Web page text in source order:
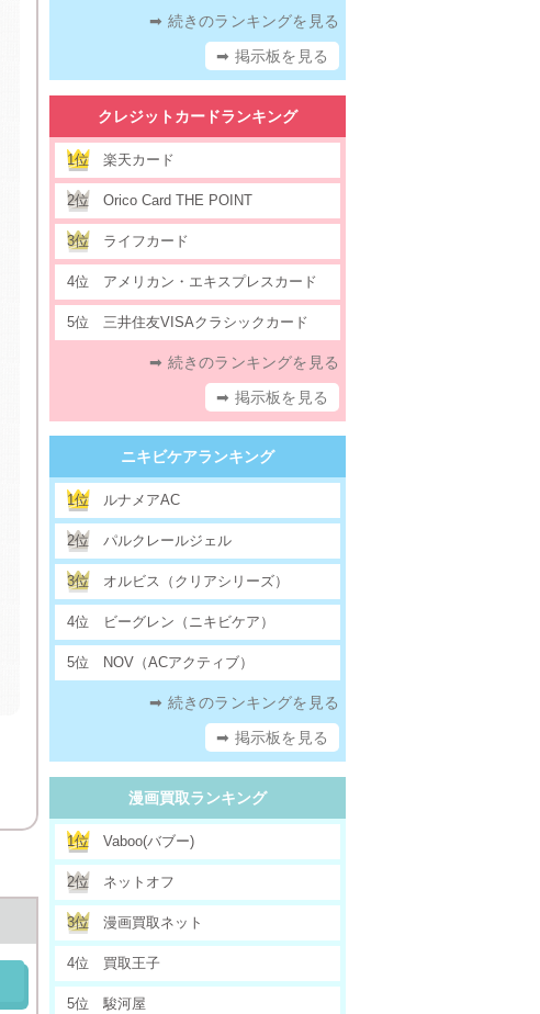
➡ 続きのランキングを見る
➡ 掲示板を見る
クレジットカードランキング
1位 楽天カード
2位 Orico Card THE POINT
3位 ライフカード
4位 アメリカン・エキスプレスカード
5位 三井住友VISAクラシックカード
➡ 続きのランキングを見る
➡ 掲示板を見る
ニキビケアランキング
1位 ルナメアAC
2位 パルクレールジェル
3位 オルビス（クリアシリーズ）
4位 ビーグレン（ニキビケア）
5位 NOV（ACアクティブ）
➡ 続きのランキングを見る
➡ 掲示板を見る
漫画買取ランキング
1位 Vaboo(バブー)
2位 ネットオフ
3位 漫画買取ネット
4位 買取王子
5位 駿河屋